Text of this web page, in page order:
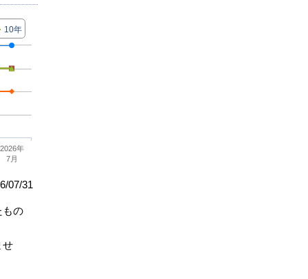
10年
2026年
7月
07/31
もの
せ